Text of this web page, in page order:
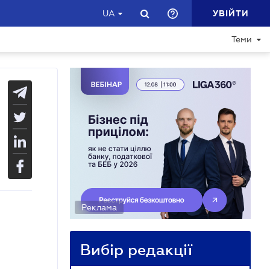
UA УВІЙТИ
Теми
Реклама
Вибір редакції